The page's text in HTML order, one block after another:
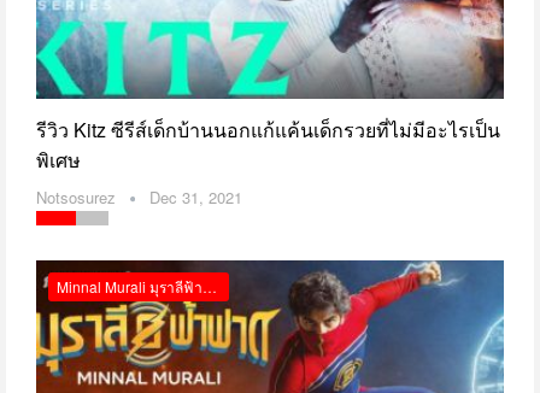
รีวิว Kitz ซีรีส์เด็กบ้านนอกแก้แค้นเด็กรวยที่ไม่มีอะไรเป็น
พิเศษ
Notsosurez Dec 31, 2021
Minnal Murali มุราลีฟ้าฟาด Netflix รีวิว